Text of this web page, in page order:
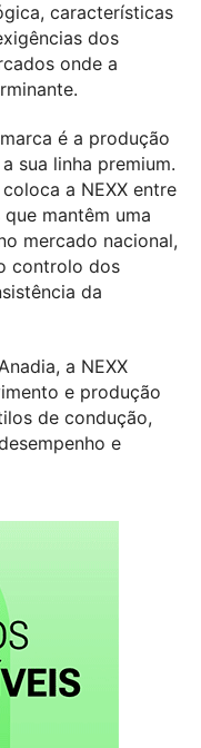
características
dos
onde a
é a produção
sua linha premium.
a NEXX entre
mantêm uma
mercado nacional,
controlo dos
da
a NEXX
e produção
de condução,
e